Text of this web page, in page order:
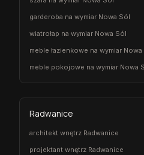
garderoba na wymiar Nowa Sól
wiatrołap na wymiar Nowa Sól
meble łazienkowe na wymiar
meble pokojowe na wymiar Nowa
Radwanice
architekt wnętrz Radwanice
projektant wnętrz Radwanice